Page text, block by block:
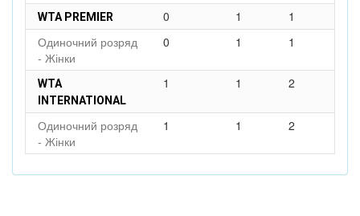
WTA PREMIER 0 1
1
Одиночний розряд
- Жінки
0 1 1
WTA
INTERNATIONAL
1 1 2
Одиночний розряд
- Жінки
1 1 2